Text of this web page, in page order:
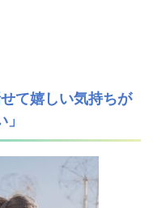
て嬉しい気持ちが